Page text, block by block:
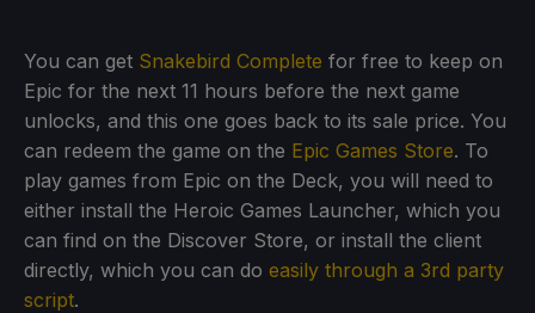
You can get Snakebird Complete for free to keep on
Epic for the next 11 hours before the next game
unlocks, and this one goes back to its sale price. You
can redeem the game on the Epic Games Store. To
play games from Epic on the Deck, you will need to
either install the Heroic Games Launcher, which you
can find on the Discover Store, or install the client
directly, which you can do easily through a 3rd party
script.